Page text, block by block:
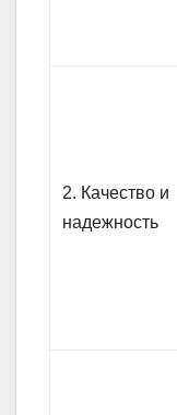
2. Качество и
надежность